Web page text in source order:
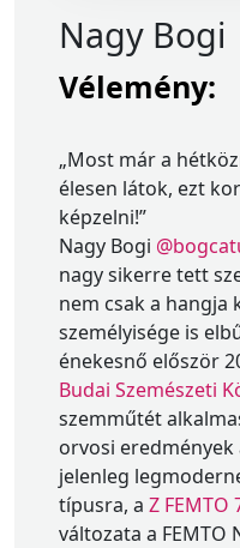
Nagy Bogi
Vélemény:
„Most már a
élesen látok, ezt
képzelni!”
Nagy Bogi
nagy sikerre tett
nem csak a hangja
személyisége is
énekesnő először
Budai Szemészeti
szemműtét
orvosi
jelenleg
típusra, a Z FEMTO
változata a FEMTO